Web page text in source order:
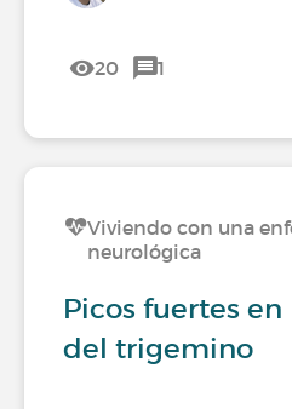
20 1
Viviendo con una
neurológica
Picos fuertes
del trigemino